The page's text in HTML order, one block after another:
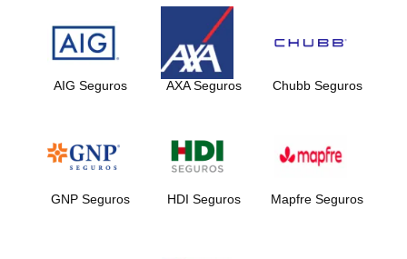
AIG Seguros AXA Seguros Chubb Seguros
GNP Seguros HDI Seguros Mapfre Seguros